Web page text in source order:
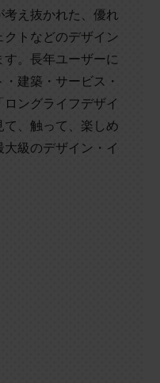
え抜かれた、優れ
トなどのデザイン
。長年ユーザーに
建築・サービス・
ングライフデザイ
て、触って、楽しめ
級のデザイン・イ